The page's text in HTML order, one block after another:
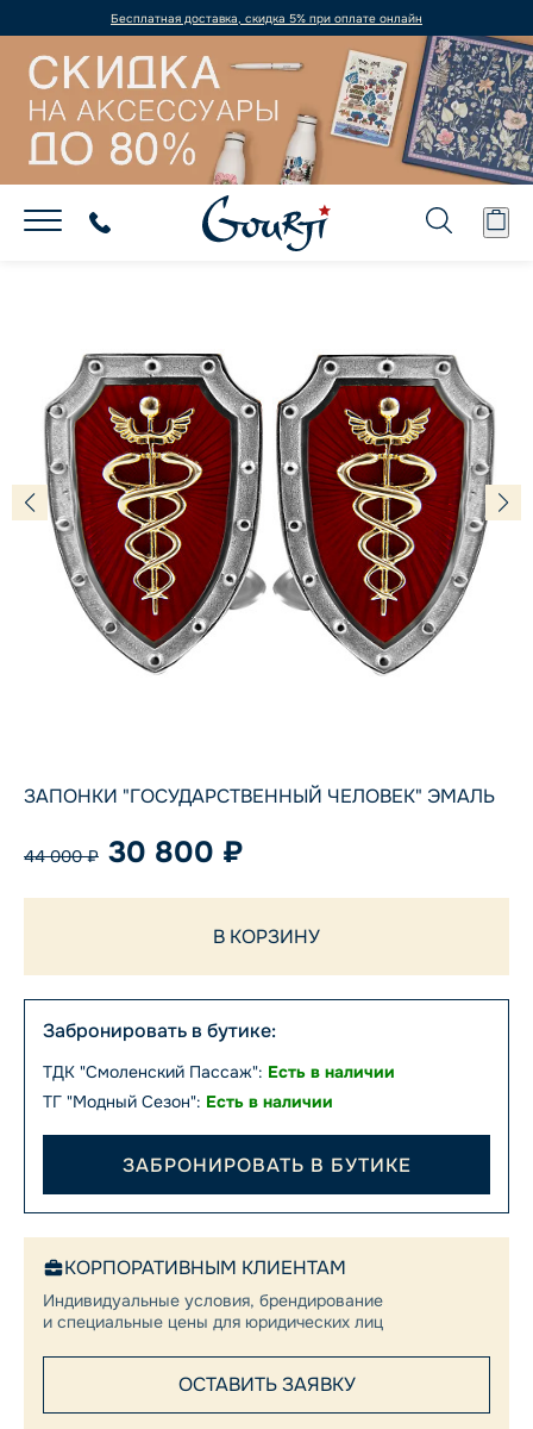
Бесплатная доставка, скидка 5% при оплате онлайн
ЗАПОНКИ "ГОСУДАРСТВЕННЫЙ ЧЕЛОВЕК" ЭМАЛЬ
44 000 ₽ 30 800 ₽
В КОРЗИНУ
Забронировать в бутике:
ТДК "Смоленский Пассаж": Есть в наличии
ТГ "Модный Сезон": Есть в наличии
ЗАБРОНИРОВАТЬ В БУТИКЕ
КОРПОРАТИВНЫМ КЛИЕНТАМ
Индивидуальные условия, брендирование
и специальные цены для юридических лиц
ОСТАВИТЬ ЗАЯВКУ